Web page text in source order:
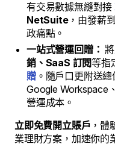
有交易數據無縫對接
NetSuite，由發薪
政痛點。
一站式營運回贈：
銷、SaaS 訂閱等指
贈。隨戶口更附送總
Google Workspace
營運成本。
立即免費開立賬戶 ，體
業理財方案，加速你的